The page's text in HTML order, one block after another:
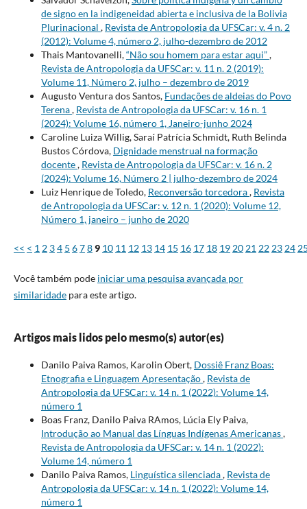
de signo en la indigeneidad abierta e inclusiva de la Bolivia
Plurinacional , Revista de Antropologia da UFSCar: v. 4 n. 2
(2012): Volume 4, número 2, julho-dezembro de 2012
Thais Mantovanelli,“Não sou homem para estar aqui”,
Revista de Antropologia da UFSCar: v. 11 n. 2 (2019):
Volume 11, Número 2, julho – dezembro de 2019
Augusto Ventura dos Santos, Fundações de aldeias do Povo
Terena, Revista de Antropologia da UFSCar: v. 16 n. 1
(2024): Volume 16, número 1, Janeiro-junho 2024
Caroline Luiza Willig, Saraí Patrícia Schmidt, Ruth Belinda
Bustos Córdova, Dignidade menstrual na formação
docente, Revista de Antropologia da UFSCar: v. 16 n. 2
(2024): Volume 16, Número 2 | julho-dezembro de 2024
Luiz Henrique de Toledo, Reconversão torcedora, Revista
de Antropologia da UFSCar: v. 12 n. 1 (2020): Volume 12,
Número 1, janeiro – junho de 2020
<< < 12 34 5 6789 10 11 12 13 14 15 16 17 18 192021222324
Você também pode iniciar uma pesquisa avançada por
similaridadepara este artigo.
Artigos mais lidos pelo mesmo(s) autor(es)
Danilo Paiva Ramos, Karolin Obert, Dossiê Franz Boas:
Etnografia e Linguagem Apresentação, Revista de
Antropologia da UFSCar: v. 14 n. 1 (2022): Volume 14,
número 1
Boas Franz, Danilo Paiva RAmos, Lúcia Ely Paiva,
Introdução ao Manual das Línguas Indígenas Americanas,
Revista de Antropologia da UFSCar: v. 14 n. 1 (2022):
Volume 14, número 1
Danilo Paiva Ramos, Linguística silenciada, Revista de
Antropologia da UFSCar: v. 14 n. 1 (2022): Volume 14,
número 1